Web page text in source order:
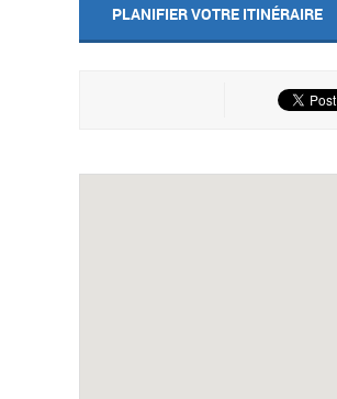
PLANIFIER VOTRE ITINÉRAIRE